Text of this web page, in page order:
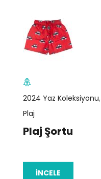
2024 Yaz Koleksiyonu,
Plaj
Plaj Şortu
İNCELE